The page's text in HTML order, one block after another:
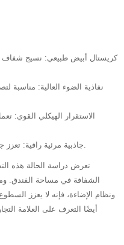
كريستال أبيض طبيعي: نسيج
نفاذية الضوء العالية: مناسبة
الاستقرار الهيكلي القوي:
جاذبية مرئية راقية: تعزز جودة مساحات الفندق وقيمة العلامة التجارية.
تعرض دراسة الحالة هذه
الشفافة في مساحة الفندق.
ونظام الإضاءة، فإنه لا يعزز
أيضًا التعرف على العلامة